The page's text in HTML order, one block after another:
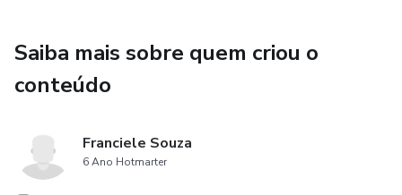
Saiba mais sobre quem criou o
conteúdo
Franciele Souza
6 Ano Hotmarter